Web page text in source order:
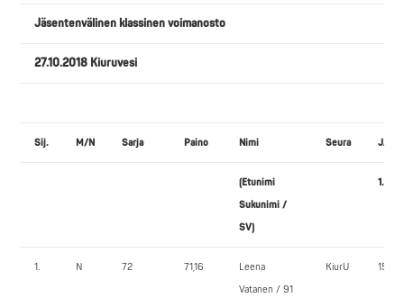
Jäsentenvälinen klassinen voimanosto
27.10.2018 Kiuruvesi
Sij. M/N Sarja Paino Nimi Seura
(Etunimi
Sukunimi /
SV)
1.
1. N 72 71,16
Leena
Vatanen / 91
KiurU 150,0